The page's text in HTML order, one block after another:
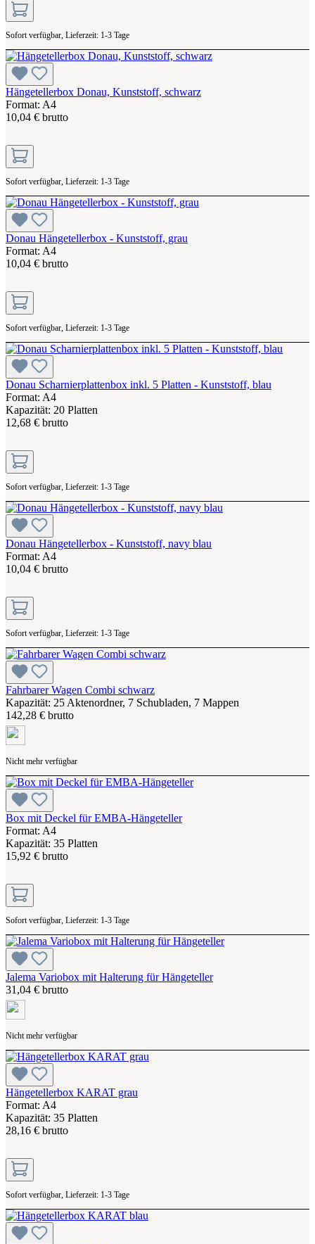
Sofort verfügbar, Lieferzeit: 1-3 Tage
Hängetellerbox Donau, Kunststoff, schwarz
Format: A4
10,04 € brutto
Sofort verfügbar, Lieferzeit: 1-3 Tage
Donau Hängetellerbox - Kunststoff, grau
Format: A4
10,04 € brutto
Sofort verfügbar, Lieferzeit: 1-3 Tage
Donau Scharnierplattenbox inkl. 5 Platten - Kunststoff, blau
Format: A4
Kapazität: 20 Platten
12,68 € brutto
Sofort verfügbar, Lieferzeit: 1-3 Tage
Donau Hängetellerbox - Kunststoff, navy blau
Format: A4
10,04 € brutto
Sofort verfügbar, Lieferzeit: 1-3 Tage
Fahrbarer Wagen Combi schwarz
Kapazität: 25 Aktenordner, 7 Schubladen, 7 Mappen
142,28 € brutto
Nicht mehr verfügbar
Box mit Deckel für EMBA-Hängeteller
Format: A4
Kapazität: 35 Platten
15,92 € brutto
Sofort verfügbar, Lieferzeit: 1-3 Tage
Jalema Variobox mit Halterung für Hängeteller
31,04 € brutto
Nicht mehr verfügbar
Hängetellerbox KARAT grau
Format: A4
Kapazität: 35 Platten
28,16 € brutto
Sofort verfügbar, Lieferzeit: 1-3 Tage